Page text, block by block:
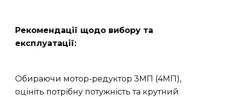
Рекомендації щодо вибору та
експлуатації:
Обираючи мотор-редуктор 3МП (4МП),
оцініть потрібну потужність та крутний